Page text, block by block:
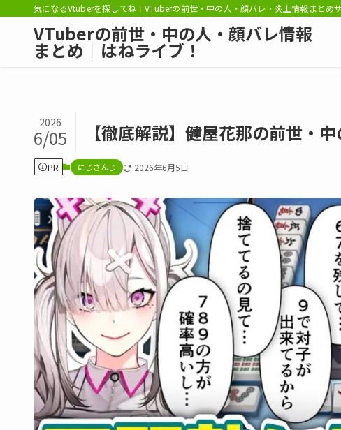
気になるVtuberを探してね！VTuberの前世・中の人・顔バレ・炎上情報まとめ
VTuberの前世・中の人・顔バレ情報
まとめ｜はねライブ！
【徹底解説】健屋花那の前世・
2026
6/05
PR にじさんじ 2026年6月5日